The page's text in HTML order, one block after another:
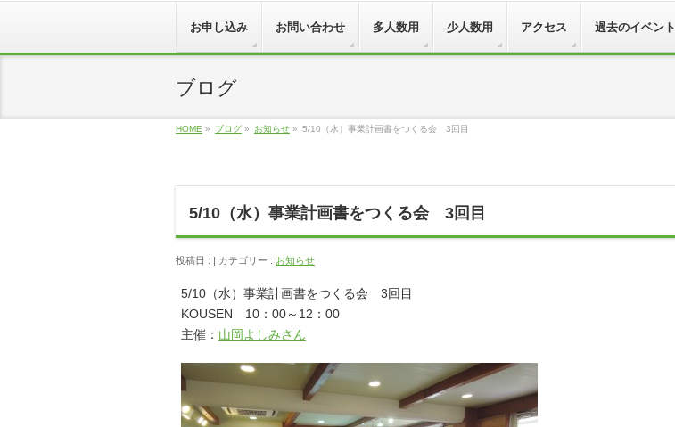
お申し込み お問い合わせ 多人数用 少人数用 アクセス 過去のイベント
ブログ
HOME » ブログ » お知らせ » 5/10（水）事業計画書をつくる会 3回目
5/10（水）事業計画書をつくる会 3回目
投稿日 : | カテゴリー : お知らせ
5/10（水）事業計画書をつくる会 3回目
KOUSEN 10：00～12：00
主催： 山岡よしみさん